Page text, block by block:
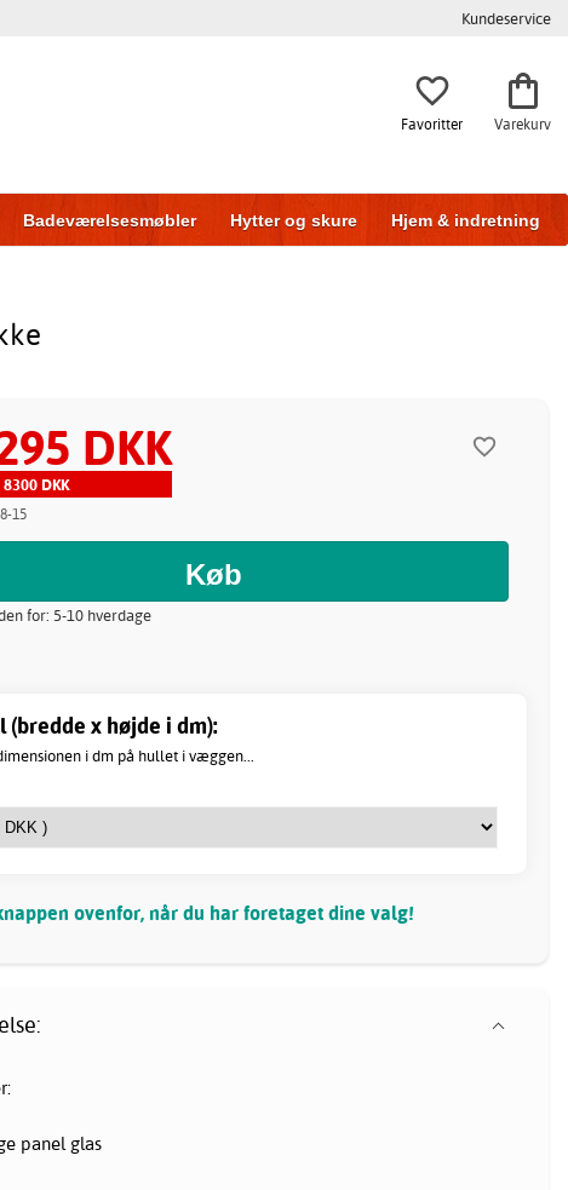
Kundeservice
Favoritter Varekurv
Badeværelsesmøbler Hytter og skure Hjem & indretning
DKK
8300 DKK
15
for: 5-10 hverdage
(bredde x højde i dm):
i dm på hullet i væggen...
ovenfor, når du har foretaget dine valg!
panel glas